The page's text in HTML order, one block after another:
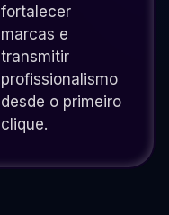
fortalecer
marcas e
transmitir
profissionalismo
desde o primeiro
clique.